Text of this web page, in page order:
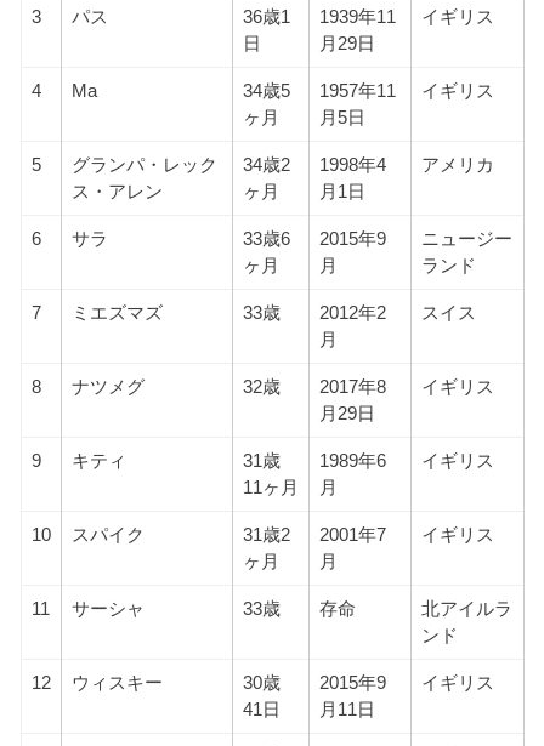
3 パス
36歳1
日
1939年11
月29日
イギリス
4 Ma
34歳5
ヶ月
1957年11
月5日
イギリス
5
グランパ・レック
ス・アレン
34歳2
ヶ月
1998年4
月1日
アメリカ
6 サラ
33歳6
ヶ月
2015年9
月
ニュージー
ランド
7 ミエズマズ 33歳
2012年2
月
スイス
8 ナツメグ 32歳
2017年8
月29日
イギリス
9 キティ
31歳
11ヶ月
1989年6
月
イギリス
10 スパイク
31歳2
ヶ月
2001年7
月
イギリス
11 サーシャ 33歳 存命
北アイルラ
ンド
12 ウィスキー
30歳
41日
2015年9
月11日
イギリス